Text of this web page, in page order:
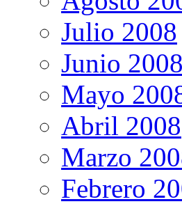
Julio 2008
Junio 2008
Mayo
Abril 2008
Marzo
Febrero